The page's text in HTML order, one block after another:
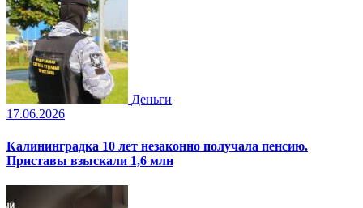
Деньги
17.06.2026
Калининградка 10 лет незаконно получала пенсию.
Приставы взыскали 1,6 млн